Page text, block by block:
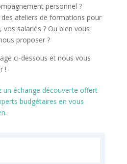
personnel ?
ateliers de formations pour
vos salariés ? Ou bien vous
proposer ?
ci-dessous et nous vous
!
un échange découverte offert
budgétaires en vous